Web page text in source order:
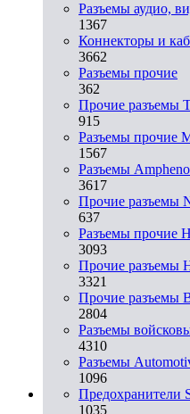
Разъeмы аудио,
1367
Коннекторы и
3662
Разъeмы прочие
362
Прочие разъемы
915
Разъемы прочие
1567
Разъемы
3617
Прочие разъемы
637
Разъемы прочие
3093
Прочие разъемы
3321
Прочие разъемы
2804
Разъемы
4310
Разъeмы
1096
Предохранители
1035